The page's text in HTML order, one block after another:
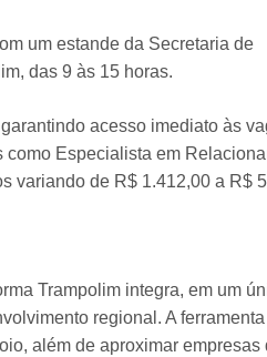
um estande da Secretaria de
das 9 às 15 horas.
acesso imediato às
Especialista em
variando de R$ 1.412,00 a R$
Trampolim integra, em um
regional. A
além de aproximar empresas